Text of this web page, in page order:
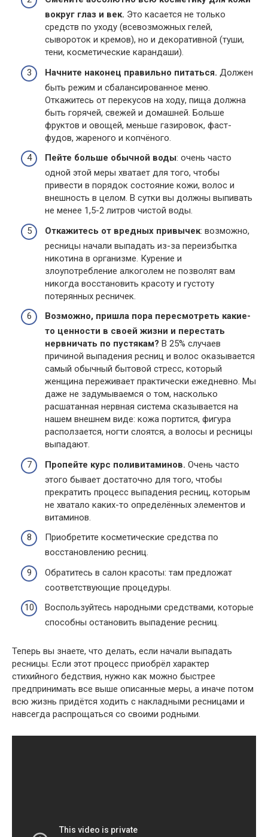
вокруг глаз и век. Это касается не только
средств по уходу (всевозможных гелей,
сывороток и кремов), но и декоративной (туши,
тени, косметические карандаши).
Начните наконец правильно питаться. Должен
быть режим и сбалансированное меню.
Откажитесь от перекусов на ходу, пища должна
быть горячей, свежей и домашней. Больше
фруктов и овощей, меньше газировок, фаст-
фудов, жареного и копчёного.
Пейте больше обычной воды: очень часто
одной этой меры хватает для того, чтобы
привести в порядок состояние кожи, волос и
внешность в целом. В сутки вы должны выпивать
не менее 1,5-2 литров чистой воды.
Откажитесь от вредных привычек: возможно,
ресницы начали выпадать из-за переизбытка
никотина в организме. Курение и
злоупотребление алкоголем не позволят вам
никогда восстановить красоту и густоту
потерянных ресничек.
Возможно, пришла пора пересмотреть какие-
то ценности в своей жизни и перестать
нервничать по пустякам? В 25% случаев
причиной выпадения ресниц и волос оказывается
самый обычный бытовой стресс, который
женщина переживает практически ежедневно. Мы
даже не задумываемся о том, насколько
расшатанная нервная система сказывается на
нашем внешнем виде: кожа портится, фигура
расползается, ногти слоятся, а волосы и ресницы
выпадают.
Пропейте курс поливитаминов. Очень часто
этого бывает достаточно для того, чтобы
прекратить процесс выпадения ресниц, которым
не хватало каких-то определённых элементов и
витаминов.
Приобретите косметические средства по
восстановлению ресниц.
Обратитесь в салон красоты: там предложат
соответствующие процедуры.
Воспользуйтесь народными средствами, которые
способны остановить выпадение ресниц.
Теперь вы знаете, что делать, если начали выпадать
ресницы. Если этот процесс приобрёл характер
стихийного бедствия, нужно как можно быстрее
предпринимать все выше описанные меры, а иначе потом
всю жизнь придётся ходить с накладными ресницами и
навсегда распрощаться со своими родными.